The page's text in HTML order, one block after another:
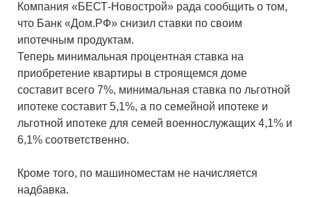
Компания «БЕСТ-Новострой» рада сообщить о том,
что Банк «Дом.РФ» снизил ставки по своим
ипотечным продуктам.
Теперь минимальная процентная ставка на
приобретение квартиры в строящемся доме
составит всего 7%, минимальная ставка по льготной
ипотеке составит 5,1%, а по семейной ипотеке и
льготной ипотеке для семей военнослужащих 4,1% и
6,1% соответственно.
Кроме того, по машиноместам не начисляется
надбавка.